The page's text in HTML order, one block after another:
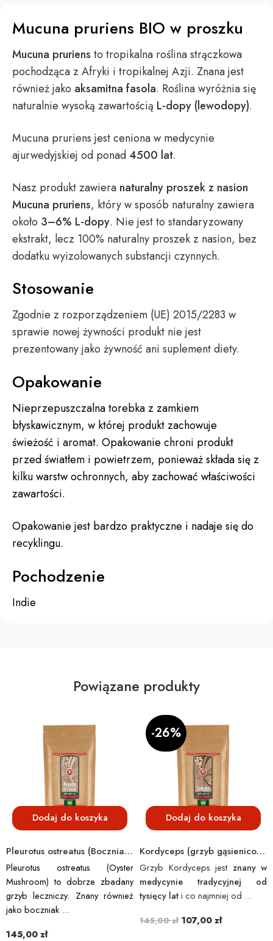
Mucuna pruriens BIO w proszku
Mucuna pruriens to tropikalna roślina strączkowa
pochodząca z Afryki i tropikalnej Azji. Znana jest
również jako aksamitna fasola. Roślina wyróżnia się
naturalnie wysoką zawartością L-dopy (lewodopy).
Mucuna pruriens jest ceniona w medycynie
ajurwedyjskiej od ponad 4500 lat.
Nasz produkt zawiera naturalny proszek z nasion
Mucuna pruriens, który w sposób naturalny zawiera
około 3–6% L-dopy. Nie jest to standaryzowany
ekstrakt, lecz 100% naturalny proszek z nasion, bez
dodatku wyizolowanych substancji czynnych.
Stosowanie
Zgodnie z rozporządzeniem (UE) 2015/2283 w
sprawie nowej żywności produkt nie jest
prezentowany jako żywność ani suplement diety.
Opakowanie
Nieprzepuszczalna torebka z zamkiem
błyskawicznym, w której produkt zachowuje
świeżość i aromat. Opakowanie chroni produkt
przed światłem i powietrzem, ponieważ składa się z
kilku warstw ochronnych, aby zachować właściwości
zawartości.
Opakowanie jest bardzo praktyczne i nadaje się do
recyklingu.
Pochodzenie
Indie
Powiązane produkty
Dodaj do koszyka
Pleurotus ostreatus (Boczniak Ostrygowaty – Oyster Mushroom) BIO 125 g
Pleurotus ostreatus (Oyster
Mushroom) to dobrze zbadany
grzyb leczniczy. Znany również
jako boczniak ...
145,00zł
-26%
Dodaj do koszyka
Kordyceps (grzyb gąsienicowy) BIO UE 125 g
Grzyb Kordyceps jest znany w
medycynie tradycyjnej od
tysięcy lati co najmniej od ...
145,00zł 107,00zł